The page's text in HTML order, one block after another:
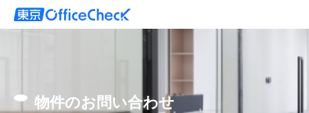
物件のお問い合わせ